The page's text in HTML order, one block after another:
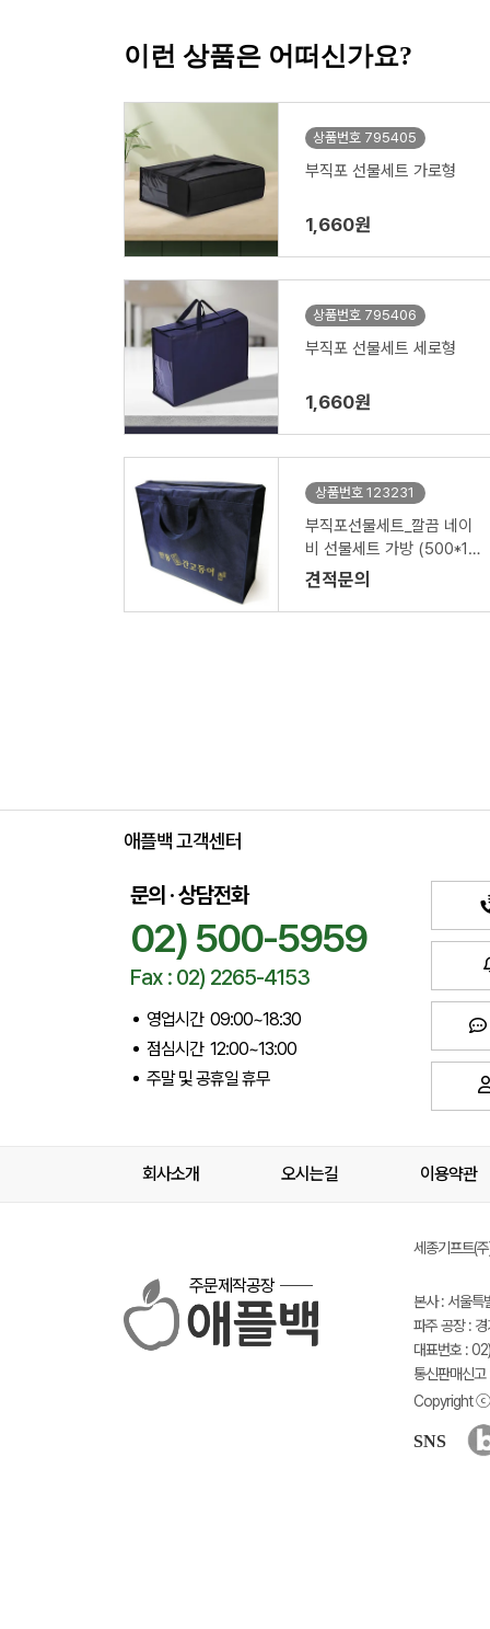
이런 상품은 어떠신가요?
상품번호 795405
부직포 선물세트 가로형
1,660원
상품번호 795406
부직포 선물세트 세로형
1,660원
상품번호 123231
부직포선물세트_깔끔 네이
비 선물세트 가방 (500*16
0*350mm)
견적문의
애플백 고객센터
문의 · 상담전화
02) 500-5959
Fax : 02) 2265-4153
영업시간 09:00~18:30
점심시간 12:00~13:00
주말 및 공휴일 휴무
회사소개 오시는길 이용약관
주문제작공장
세종기프트(
본사 : 서울
파주 공장 :
대표번호 :
통신판매신
Copyright ⓒ
SNS